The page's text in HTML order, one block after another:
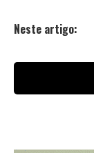
Neste artigo: